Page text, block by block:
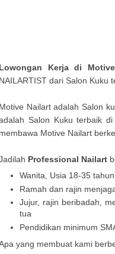
Lowongan Kerja di
NAILARTIST dari Salon Kuku
Motive Nailart adalah Salon
Salon Kuku terbaik
membawa Motive Nailart
Professional Nailart
Wanita, Usia 18-35 tahun
Ramah dan rajin
Jujur, rajin beribadah,
tua
Pendidikan minimum
yang membuat kami